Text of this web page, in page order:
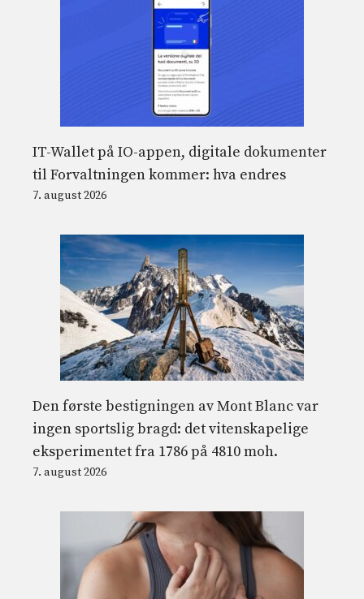
IT-Wallet på IO-appen, digitale dokumenter
til Forvaltningen kommer: hva endres
7. august 2026
Den første bestigningen av Mont Blanc var
ingen sportslig bragd: det vitenskapelige
eksperimentet fra 1786 på 4810 moh.
7. august 2026